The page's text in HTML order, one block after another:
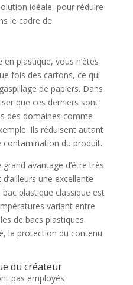
idéale, pour réduire
le cadre de
plastique, vous n’êtes
fois des cartons, ce qui
de papiers. Dans
que ces derniers sont
des domaines comme
Ils réduisent autant
contamination du produit.
avantage d’être très
une excellente
plastique classique est
variant entre
de bacs plastiques
la protection du contenu
du créateur
pas employés